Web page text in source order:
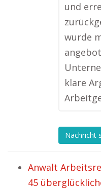
und
wurde
klare
Nachricht
Anwalt
45